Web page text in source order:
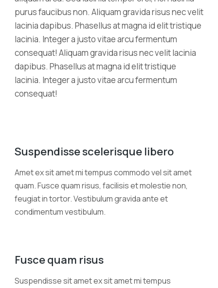
purus faucibus non. Aliquam gravida risus nec velit
lacinia dapibus. Phasellus at magna id elit tristique
lacinia. Integer a justo vitae arcu fermentum
consequat! Aliquam gravida risus nec velit lacinia
dapibus. Phasellus at magna id elit tristique
lacinia. Integer a justo vitae arcu fermentum
consequat!
Suspendisse scelerisque libero
Amet ex sit amet mi tempus commodo vel sit amet
quam. Fusce quam risus, facilisis et molestie non,
feugiat in tortor. Vestibulum gravida ante et
condimentum vestibulum.
Fusce quam risus
Suspendisse sit amet ex sit amet mi tempus